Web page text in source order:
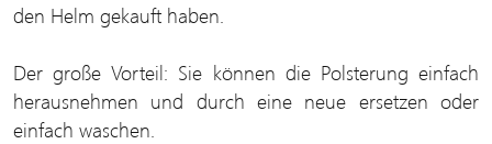
den Helm gekauft haben.
Der große Vorteil: Sie können die Polsterung einfach
herausnehmen und durch eine neue ersetzen oder
einfach waschen.